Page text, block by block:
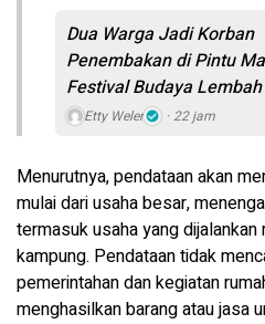
Dua Warga Jadi Korban
Penembakan di Pintu
Festival Budaya
Etty Weler 22 jam
Menurutnya, pendataan akan
mulai dari usaha besar,
termasuk usaha yang
kampung. Pendataan tidak
pemerintahan dan kegiatan
menghasilkan barang atau jasa